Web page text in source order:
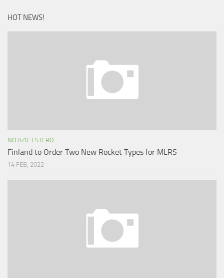
HOT NEWS!
NOTIZIE ESTERO
Finland to Order Two New Rocket Types for MLRS
14 FEB, 2022